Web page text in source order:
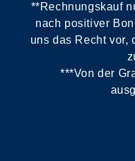
**Rechnungskauf
nach positiver
uns das Recht vor,
***Von der